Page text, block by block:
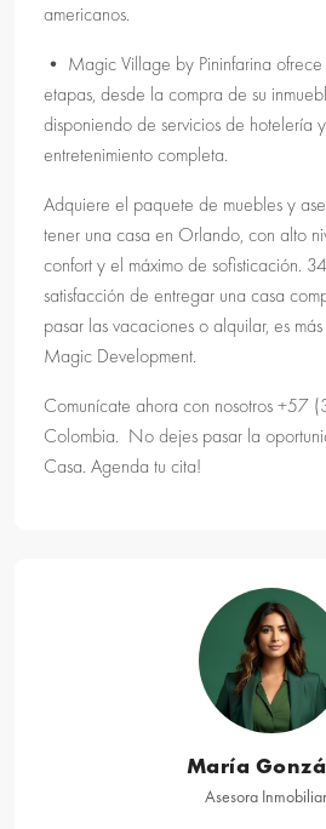
americanos.
• Magic Village by Pininfarina ofrece
etapas, desde la compra de su
disponiendo de servicios de hotelería
entretenimiento completa.
Adquiere el paquete de muebles y
tener una casa en Orlando, con alto
confort y el máximo de sofisticación.
satisfacción de entregar una casa
pasar las vacaciones o alquilar, es
Magic Development.
Comunícate ahora con nosotros
Colombia. No dejes pasar la
Casa. Agenda tu cita!
María
Asesora